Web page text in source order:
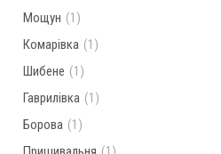
Мощун (1)
Комарівка (1)
Шибене (1)
Гаврилівка (1)
Борова (1)